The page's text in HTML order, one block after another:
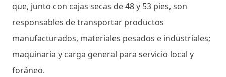
que, junto con cajas secas de 48 y 53 pies, son
responsables de transportar productos
manufacturados, materiales pesados e industriales;
maquinaria y carga general para servicio local y
foráneo.